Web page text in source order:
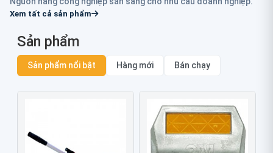
Xem tất cả sản phẩm
Sản phẩm
Sản phẩm nổi bật Hàng mới Bán chạy